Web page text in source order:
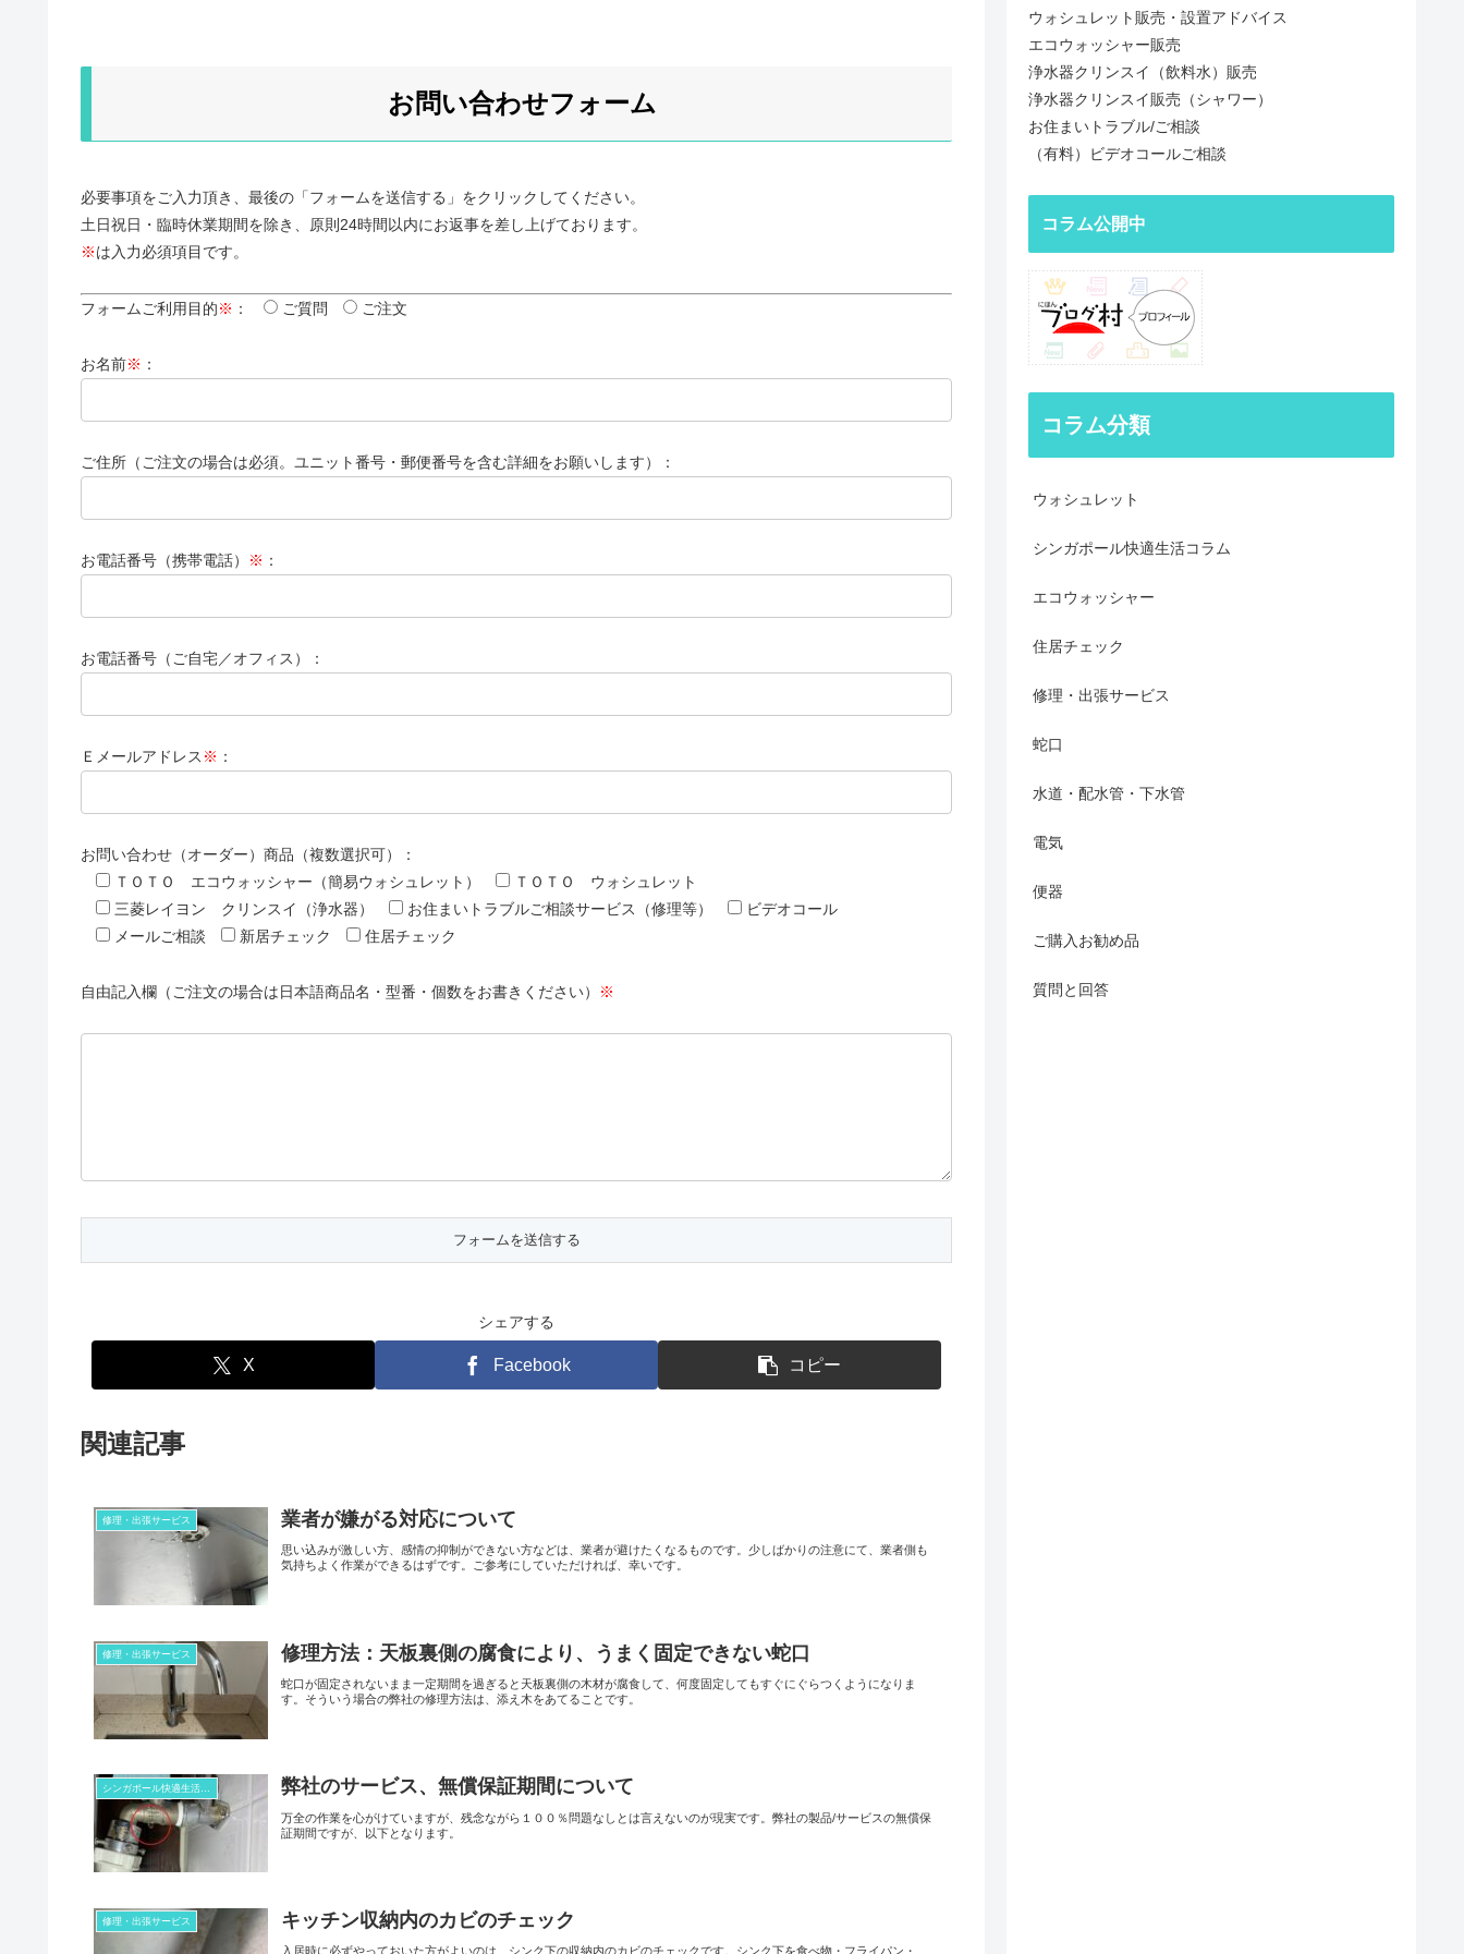
お問い合わせフォーム
必要事項をご入力頂き、最後の「フォームを送信する」をクリックしてください。
土日祝日・臨時休業期間を除き、原則24時間以内にお返事を差し上げております。
※は入力必須項目です。
フォームご利用目的※ ： ご質問 ご注文
お名前※ ：
ご住所（ご注文の場合は必須。ユニット番号・郵便番号を含む詳細をお願いします）：
お電話番号（携帯電話） ※ ：
お電話番号（ご自宅／オフィス）：
Ｅメールアドレス ※ ：
お問い合わせ（オーダー）商品（複数選択可）：
ＴＯＴＯ エコウォッシャー（簡易ウォシュレット）
ＴＯＴＯ ウォシュレット
三菱レイヨン クリンスイ（浄水器）
お住まいトラブルご相談サービス（修理等）
ビデオコール
メールご相談
新居チェック 住居チェック
自由記入欄（ご注文の場合は日本語商品名・型番・個数をお書きください） ※
シェアする
X Facebook コピー
関連記事
修理・出張サービス 業者が嫌がる対応について
思い込みが激しい方、感情の抑制ができない方などは、業者が避けたくなるものです。少しばかりの注意にて、業者側も
気持ちよく作業ができるはずです。ご参考にしていただければ、幸いです。
修理・出張サービス 修理方法：天板裏側の腐食により、うまく固定できない蛇口
蛇口が固定されないまま一定期間を過ぎると天板裏側の木材が腐食して、何度固定してもすぐにぐらつくようになりま
す。そういう場合の弊社の修理方法は、添え木をあてることです。
弊社のサービス、無償保証期間について
万全の作業を心がけていますが、残念ながら１００％問題なしとは言えないのが現実です。弊社の製品/サービスの無償保
証期間ですが、以下となります。
修理・出張サービス キッチン収納内のカビのチェック
入居時に必ずやっておいた方がよいのは、シンク下の収納内のカビのチェックです。シンク下を食べ物・フライパン・
ウォシュレット販売・設置アドバイス
エコウォッシャー販売
浄水器クリンスイ（飲料水）販売
浄水器クリンスイ販売（シャワー）
お住まいトラブル/ご相談
（有料）ビデオコールご相談
コラム公開中
コラム分類
ウォシュレット
シンガポール快適生活コラム
エコウォッシャー
住居チェック
修理・出張サービス
蛇口
水道・配水管・下水管
電気
便器
ご購入お勧め品
質問と回答